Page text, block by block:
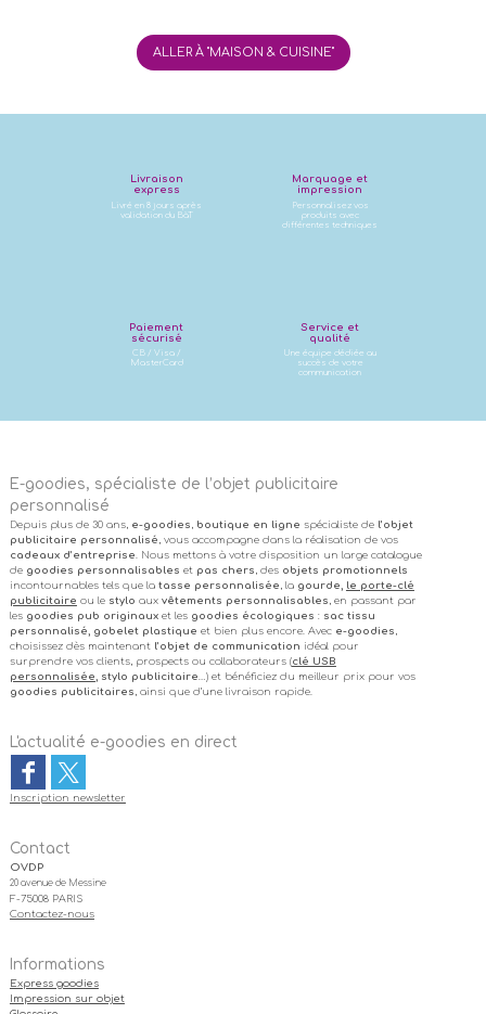
ALLER À "MAISON & CUISINE"
Livraison
express
Livré en 8 jours après
validation du BàT
Marquage et
impression
Personnalisez vos
produits avec
différentes techniques
Paiement
sécurisé
CB / Visa /
MasterCard
Service et
qualité
Une équipe dédiée au
succès de votre
communication
E-goodies, spécialiste de l’objet publicitaire
personnalisé
Depuis plus de 30 ans, e-goodies , boutique en ligne spécialiste de l’objet
publicitaire personnalisé , vous accompagne dans la réalisation de vos
cadeaux d’entreprise. Nous mettons à votre disposition un large catalogue
de goodies personnalisables et pas chers , des objets promotionnels
incontournables tels que la tasse personnalisée , la gourde, le porte-clé
publicitaire ou le stylo aux vêtements personnalisables , en passant par
les goodies pub originauxet les goodies écologiques : sac tissu
personnalisé, gobelet plastique et bien plus encore. Avec e-goodies ,
choisissez dès maintenant l’objet de communication idéal pour
surprendre vos clients, prospects ou collaborateurs (clé USB
personnalisée, stylo publicitaire…) et bénéficiez du meilleur prix pour vos
goodies publicitaires , ainsi que d’une livraison rapide.
L'actualité e-goodies en direct
Inscription newsletter
Contact
OVDP
20 avenue de Messine
F-75008 PARIS
Contactez-nous
Informations
Express goodies
Impression sur objet